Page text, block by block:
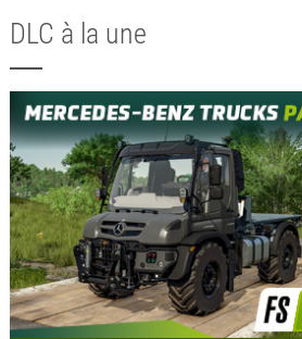
DLC à la une